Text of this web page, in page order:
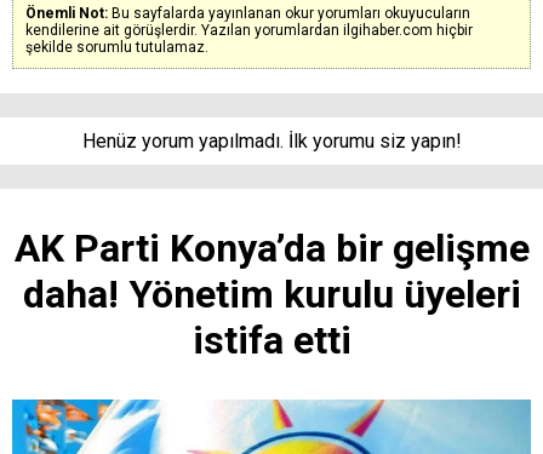
Önemli Not: Bu sayfalarda yayınlanan okur yorumları okuyucuların
kendilerine ait görüşlerdir. Yazılan yorumlardan ilgihaber.com hiçbir
şekilde sorumlu tutulamaz.
Henüz yorum yapılmadı. İlk yorumu siz yapın!
AK Parti Konya’da bir gelişme
daha! Yönetim kurulu üyeleri
istifa etti